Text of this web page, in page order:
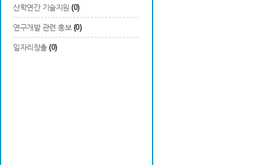
산학연간 기술지원 (0)
연구개발 관련 홍보 (0)
일자리창출 (0)